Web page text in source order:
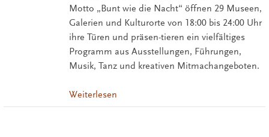
Motto „Bunt wie die Nacht“ öffnen 29 Museen,
Galerien und Kulturorte von 18:00 bis 24:00 Uhr
ihre Türen und präsen-tieren ein vielfältiges
Programm aus Ausstellungen, Führungen,
Musik, Tanz und kreativen Mitmachangeboten.
Weiterlesen